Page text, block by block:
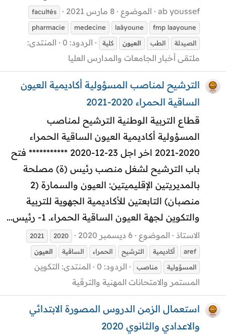
ab youssef الموضوع 8 مارس 2021
facultés
fmp laayoune
laâyoune
medecine
pharmacie
الصيدلة
الطب العيون كلية الردود: 0
المنتدى:
ملتقى أخبار الجامعات والمدارس العليا
الترشيح لمناصب المسؤولية أكاديمية العيون
الساقية الحمراء 2020-2021
قطاع التربية الوطنية الترشيح لمناصب
المسؤولية أكاديمية العيون الساقية الحمراء
2020-2021 اخر اجل 23-12-2020 *********** فتح
باب الترشيح لشغل منصب رئيس (ة) مصلحة
بالمديريتين الإقليميتين: العيون والسمارة (2
منصبان) التابعتين للأكاديمية الجهوية للتربية
والتكوين لجهة العيون الساقية الحمراء. 1- رئيس...
الاستاذ الموضوع 6 ديسمبر 2020 2020
2021
aref
أكاديمية الترشيح الحمراء الساقية
العيون
المسؤولية
مناصب الردود: 0 المنتدى: التكوين
المستمر والامتحانات المهنية والترقية
استعمال الزمن الدروس المصورة الابتدائي
والاعدادي والثانوي 2020